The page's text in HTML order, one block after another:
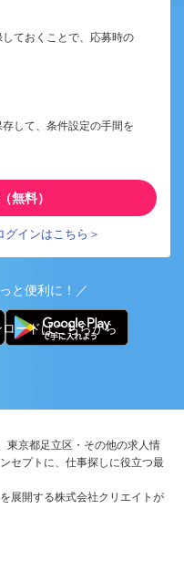
ておくことで、応募時の
して、条件設定の手間を
無料）
インはこちら＞
と便利に！／
ードはこちらから
東京都足立区・その他の求人情
セプトに、仕事探しに役立つ最
展開する株式会社クリエイトが